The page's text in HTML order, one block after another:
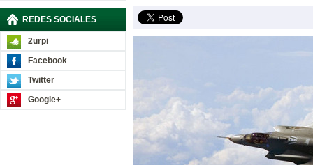
REDES SOCIALES
2urpi
Facebook
Twitter
Google+